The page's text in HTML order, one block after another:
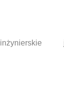
inżynierskie